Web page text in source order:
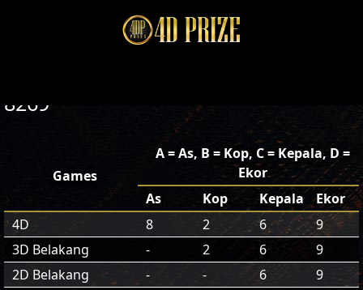
8269
Games
A = As, B = Kop, C = Kepala, D =
Ekor
As
Kop Kepala
Ekor
4D
8 2 6
9
3D Belakang
- 2 6
9
2D Belakang
- - 6
9